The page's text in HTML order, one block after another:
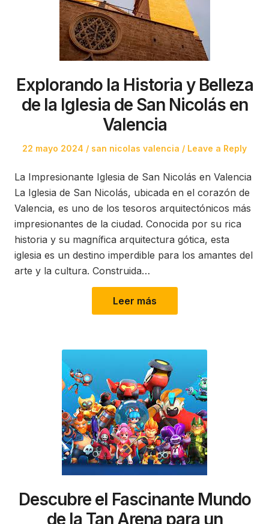
Explorando la Historia y Belleza
de la Iglesia de San Nicolás en
Valencia
Posted
22 mayo 2024
Posted
san nicolas valencia Leave a Reply
La Impresionante Iglesia de San Nicolás en Valencia
La Iglesia de San Nicolás, ubicada en el corazón de
Valencia, es uno de los tesoros arquitectónicos más
impresionantes de la ciudad. Conocida por su rica
historia y su magnífica arquitectura gótica, esta
iglesia es un destino imperdible para los amantes del
arte y la cultura. Construida…
Leer más
Descubre el Fascinante Mundo
de la Tan Arena para un